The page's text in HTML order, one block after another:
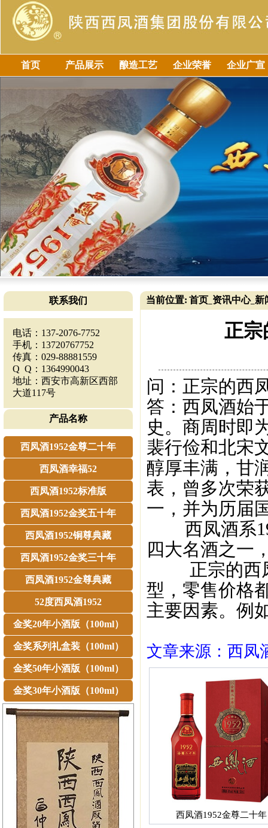
首页 产品展示 酿造工艺 企业荣誉 企业广宣
联系我们
电话：137-2076-7752
手机：13720767752
传真：029-88881559
Q Q：1364990043
地址：西安市高新区西部
大道117号
产品名称
西凤酒1952金尊二十年
西凤酒幸福52
西凤酒1952标准版
西凤酒1952金奖五十年
西凤酒1952铜尊典藏
西凤酒1952金奖三十年
西凤酒1952金尊典藏
52度西凤酒1952
金奖20年小酒版（100ml）
金奖系列礼盒装（100ml）
金奖50年小酒版（100ml）
金奖30年小酒版（100ml）
当前位置: 首页 资讯中心_ 新
正宗
问：正宗的西
答：西凤酒始
史。商周时即
裴行俭和北宋
醇厚丰满，甘
表，曾多次荣
一，并为历届
西凤酒系
四大名酒之一
正宗的西凤
型，零售价格
主要因素。例
文章来源：西凤
西凤酒1952金尊二十年